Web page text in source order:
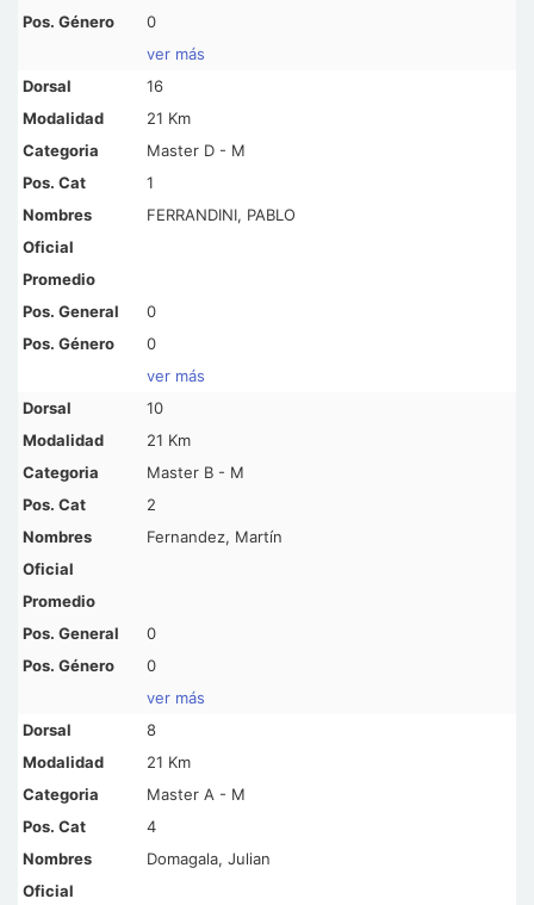
0
ver más
16
21 Km
Master D - M
1
FERRANDINI, PABLO
0
0
ver más
10
21 Km
Master B - M
2
Fernandez, Martín
0
0
ver más
8
21 Km
Master A - M
4
Domagala, Julian